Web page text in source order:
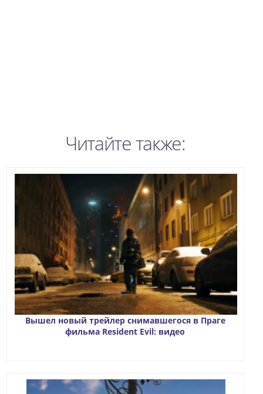
Читайте также:
Вышел новый трейлер снимавшегося в Праге
фильма Resident Evil: видео